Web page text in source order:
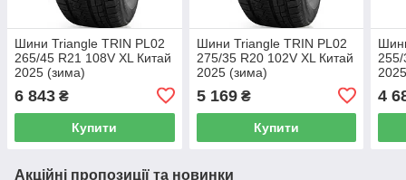
Шини Triangle TRIN PL02
265/45 R21 108V XL Китай
2025 (зима)
6 843 ₴
Купити
Шини Triangle TRIN PL02
275/35 R20 102V XL Китай
2025 (зима)
5 169₴
Купити
4
Акційні пропозиції та новинки